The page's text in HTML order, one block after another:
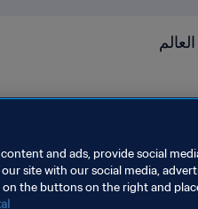
and ads, provide social
site with our social media,
the buttons on the right and